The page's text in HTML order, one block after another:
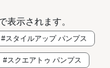
表示されます。
#スタイルアップ パンプス
#スクエアトゥ パンプス